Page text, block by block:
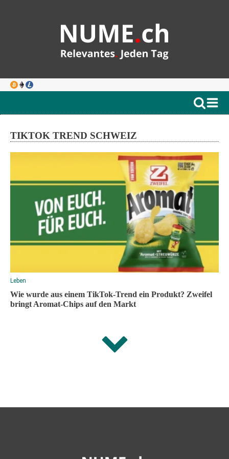
TIKTOK TREND SCHWEIZ
Leben
Wie wurde aus einem TikTok-Trend ein Produkt? Zweifel
bringt Aromat-Chips auf den Markt